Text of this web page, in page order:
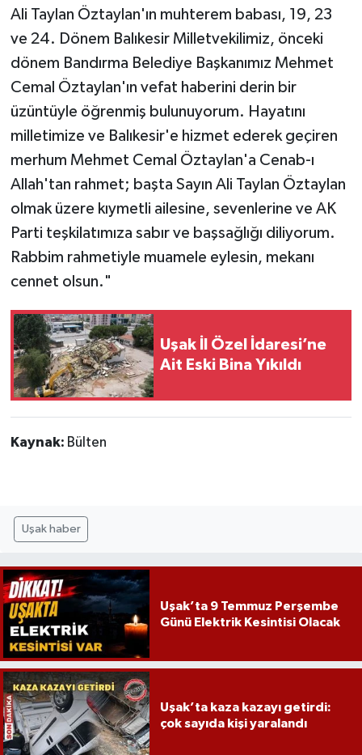
Ali Taylan Öztaylan'ın muhterem babası, 19, 23
ve 24. Dönem Balıkesir Milletvekilimiz, önceki
dönem Bandırma Belediye Başkanımız Mehmet
Cemal Öztaylan'ın vefat haberini derin bir
üzüntüyle öğrenmiş bulunuyorum. Hayatını
milletimize ve Balıkesir'e hizmet ederek geçiren
merhum Mehmet Cemal Öztaylan'a Cenab-ı
Allah'tan rahmet; başta Sayın Ali Taylan Öztaylan
olmak üzere kıymetli ailesine, sevenlerine ve AK
Parti teşkilatımıza sabır ve başsağlığı diliyorum.
Rabbim rahmetiyle muamele eylesin, mekanı
cennet olsun."
Uşak İl Özel İdaresi’ne
Ait Eski Bina Yıkıldı
Kaynak: Bülten
Uşak haber
Uşak’ta 9 Temmuz Perşembe
Günü Elektrik Kesintisi Olacak
Uşak’ta kaza kazayı getirdi:
çok sayıda kişi yaralandı